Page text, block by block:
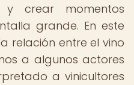
y crear momentos
grande. En este
relación entre el vino
a algunos actores
a vinicultores